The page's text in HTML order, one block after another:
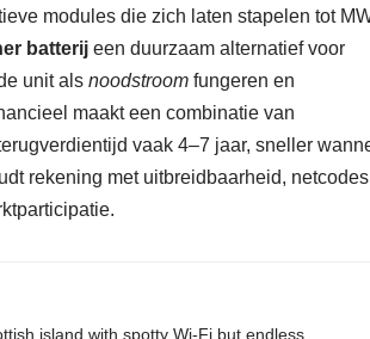
modules die zich laten stapelen tot
batterijeen duurzaam alternatief voor
unit als noodstroomfungeren en
maakt een combinatie van
vaak 4–7 jaar, sneller
rekening met uitbreidbaarheid,
island with spotty Wi-Fi but endless